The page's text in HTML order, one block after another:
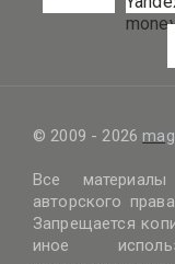
© 2009 - 2026
Все
авторского
Запрещается
иное